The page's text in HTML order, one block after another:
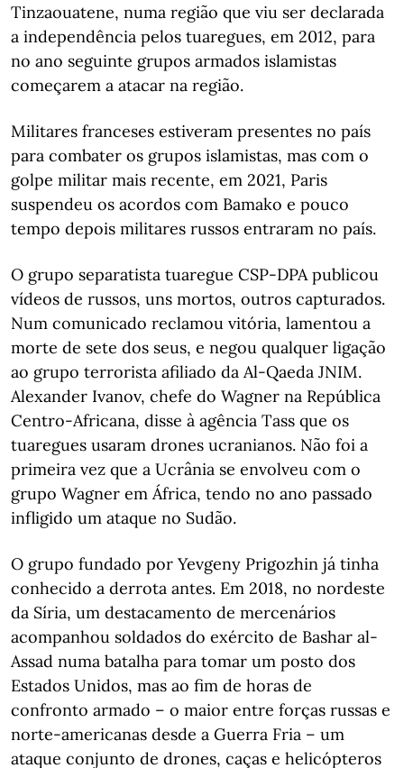
Tinzaouatene, numa região que viu ser declarada
a independência pelos tuaregues, em 2012, para
no ano seguinte grupos armados islamistas
começarem a atacar na região.
Militares franceses estiveram presentes no país
para combater os grupos islamistas, mas com o
golpe militar mais recente, em 2021, Paris
suspendeu os acordos com Bamako e pouco
tempo depois militares russos entraram no país.
O grupo separatista tuaregue CSP-DPA publicou
vídeos de russos, uns mortos, outros capturados.
Num comunicado reclamou vitória, lamentou a
morte de sete dos seus, e negou qualquer ligação
ao grupo terrorista afiliado da Al-Qaeda JNIM.
Alexander Ivanov, chefe do Wagner na República
Centro-Africana, disse à agência Tass que os
tuaregues usaram drones ucranianos. Não foi a
primeira vez que a Ucrânia se envolveu com o
grupo Wagner em África, tendo no ano passado
infligido um ataque no Sudão.
O grupo fundado por Yevgeny Prigozhin já tinha
conhecido a derrota antes. Em 2018, no nordeste
da Síria, um destacamento de mercenários
acompanhou soldados do exército de Bashar al-
Assad numa batalha para tomar um posto dos
Estados Unidos, mas ao fim de horas de
confronto armado – o maior entre forças russas e
norte-americanas desde a Guerra Fria – um
ataque conjunto de drones, caças e helicópteros